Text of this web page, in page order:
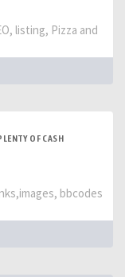
listing, Pizza and
OF CASH
bbcodes